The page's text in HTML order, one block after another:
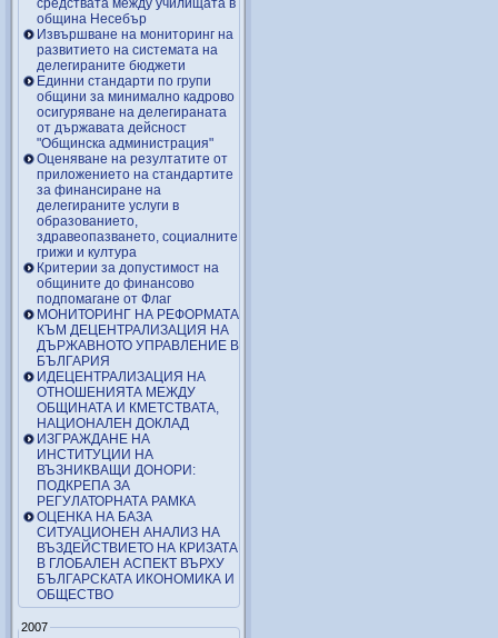
средствата между училищата в
община Несебър
Извършване на мониторинг на
развитието на системата на
делегираните бюджети
Единни стандарти по групи
общини за минимално кадрово
осигуряване на делегираната
от държавата дейсност
"Общинска администрация"
Оценяване на резултатите от
приложението на стандартите
за финансиране на
делегираните услуги в
образованието,
здравеопазването, социалните
грижи и култура
Критерии за допустимост на
общините до финансово
подпомагане от Флаг
МОНИТОРИНГ НА РЕФОРМАТА
КЪМ ДЕЦЕНТРАЛИЗАЦИЯ НА
ДЪРЖАВНОТО УПРАВЛЕНИЕ В
БЪЛГАРИЯ
ИДЕЦЕНТРАЛИЗАЦИЯ НА
ОТНОШЕНИЯТА МЕЖДУ
ОБЩИНАТА И КМЕТСТВАТА,
НАЦИОНАЛЕН ДОКЛАД
ИЗГРАЖДАНЕ НА
ИНСТИТУЦИИ НА
ВЪЗНИКВАЩИ ДОНОРИ:
ПОДКРЕПА ЗА
РЕГУЛАТОРНАТА РАМКА
ОЦЕНКА НА БАЗА
СИТУАЦИОНЕН АНАЛИЗ НА
ВЪЗДЕЙСТВИЕТО НА КРИЗАТА
В ГЛОБАЛЕН АСПЕКТ ВЪРХУ
БЪЛГАРСКАТА ИКОНОМИКА И
ОБЩЕСТВО
2007